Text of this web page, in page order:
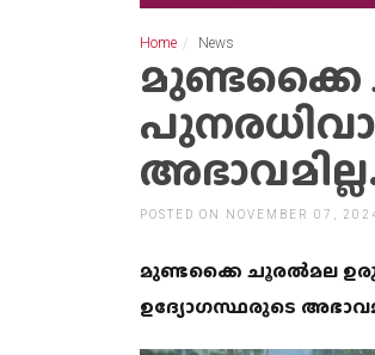
Home News
POSTED ON NOVEMBER 07,
മുണ്ടക്കൈ ചൂരല്‍മല
ഉദ്യോഗസ്ഥരുടെ